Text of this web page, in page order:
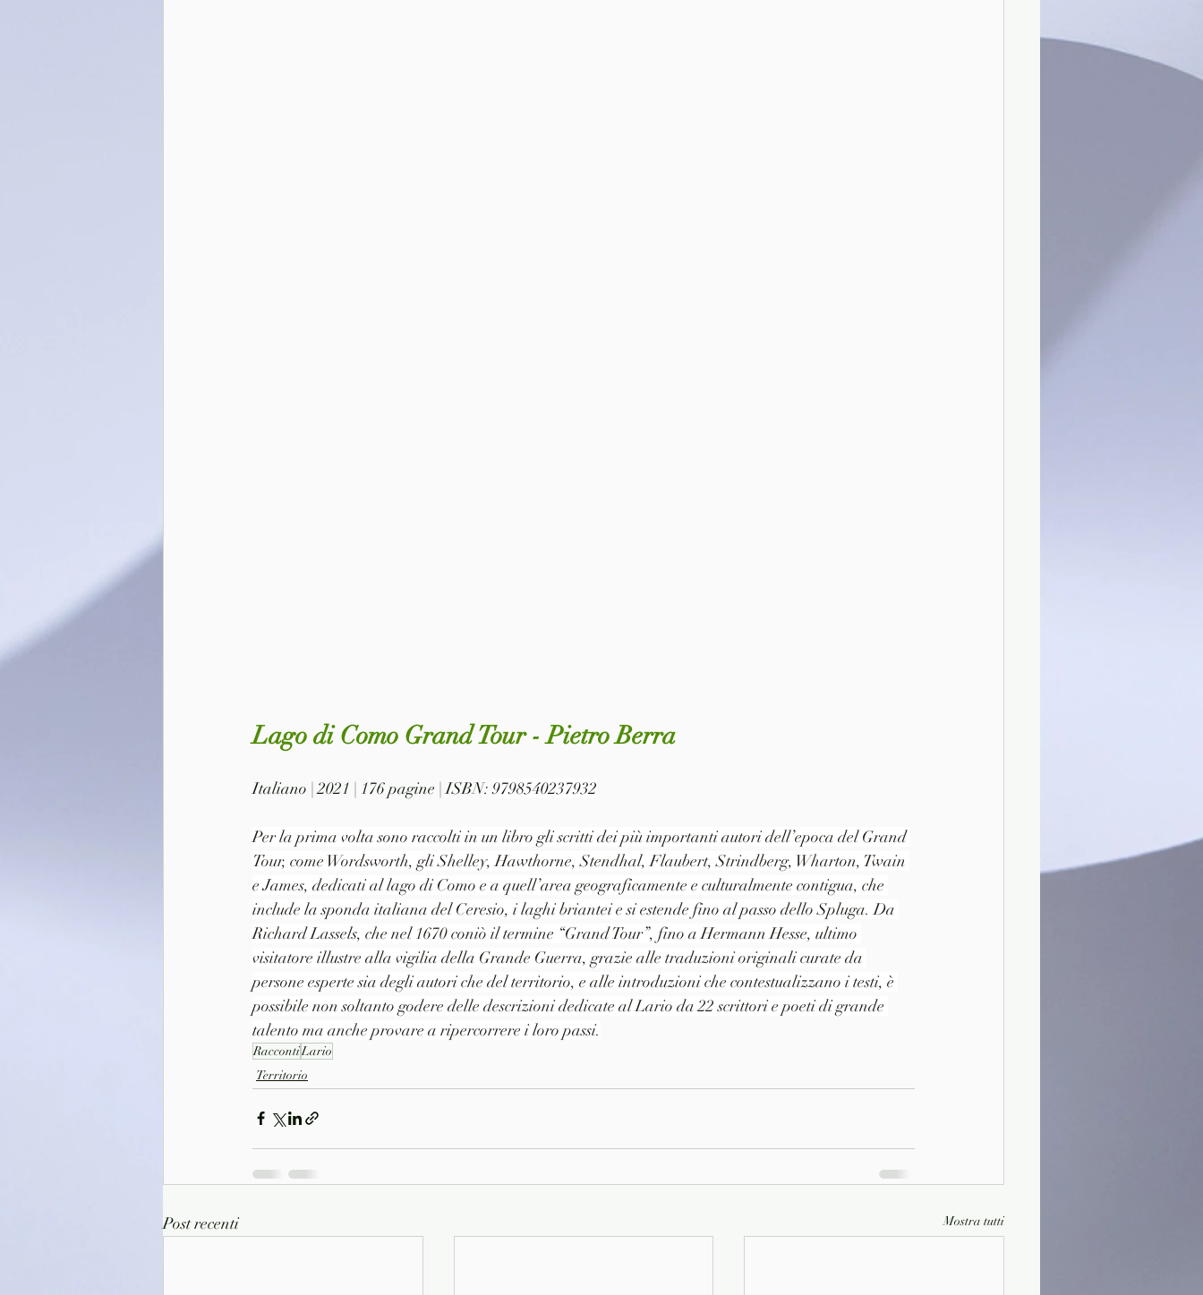
Lago di Como Grand Tour - Pietro Berra
Italiano | 2021 | 176 pagine | ISBN: 9798540237932
Per la prima volta sono raccolti in un libro gli scritti dei più importanti autori dell’epoca del Grand
Tour, come Wordsworth, gli Shelley, Hawthorne, Stendhal, Flaubert, Strindberg, Wharton, Twain
e James, dedicati al lago di Como e a quell’area geograficamente e culturalmente contigua, che
include la sponda italiana del Ceresio, i laghi briantei e si estende fino al passo dello Spluga. Da
Richard Lassels, che nel 1670 coniò il termine “Grand Tour”, fino a Hermann Hesse, ultimo
visitatore illustre alla vigilia della Grande Guerra, grazie alle traduzioni originali curate da
persone esperte sia degli autori che del territorio, e alle introduzioni che contestualizzano i testi, è
possibile non soltanto godere delle descrizioni dedicate al Lario da 22 scrittori e poeti di grande
talento ma anche provare a ripercorrere i loro passi.
RaccontiLario
Territorio
Post recenti Mostra tutti